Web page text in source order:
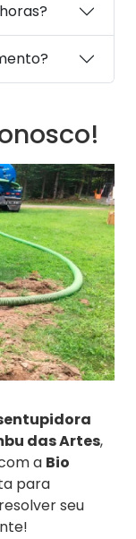
das Artes,
a Bio
para
seu